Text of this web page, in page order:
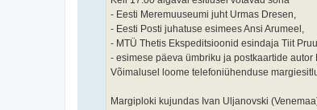
- Eesti Meremuuseumi juht Urmas Dresen,
- Eesti Posti juhatuse esimees Ansi Arumeel,
- MTÜ Thetis Ekspeditsioonid esindaja Tiit
- esimese päeva ümbriku ja postkaartide
Võimalusel loome telefoniühenduse
Margiploki kujundas Ivan Uljanovski